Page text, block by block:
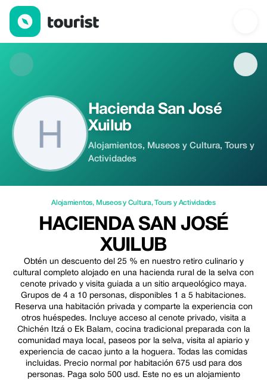
Hacienda San José Xuilub — Alojamientos | Up to 25% off |
Hacienda San José
Xuilub
Alojamientos, Museos y Cultura, Tours y
Actividades
Alojamientos, Museos y Cultura,Tours y Actividades
HACIENDA SAN JOSÉ
XUILUB
Obtén un descuento del 25 % en nuestro retiro culinario y
cultural completo alojado en una hacienda rural de la selva con
cenote privado y visita guiada a un sitio arqueológico maya.
Grupos de 4 a 10 personas, disponibles 1 a 5 habitaciones.
Reserva una habitación privada y comparte la experiencia con
otros huéspedes. Incluye acceso al cenote privado, visita a
Chichén Itzá o Ek Balam, cocina tradicional preparada con la
comunidad maya local, paseos por la selva, visita al apiario y
experiencia de cacao junto a la hoguera. Todas las comidas
incluidas. Precio normal por habitación 675 usd para dos
personas. Paga solo 500 usd. Este no es un alojamiento